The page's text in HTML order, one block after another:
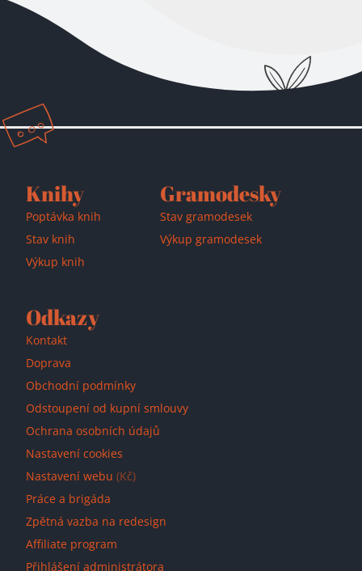
Knihy
Poptávka knih
Stav knih
Výkup knih
Gramodesky
Stav gramodesek
Výkup gramodesek
Odkazy
Kontakt
Doprava
Obchodní podmínky
Odstoupení od kupní smlouvy
Ochrana osobních údajů
Nastavení cookies
Nastavení webu (Kč)
Práce a brigáda
Zpětná vazba na redesign
Affiliate program
Přihlášení administrátora